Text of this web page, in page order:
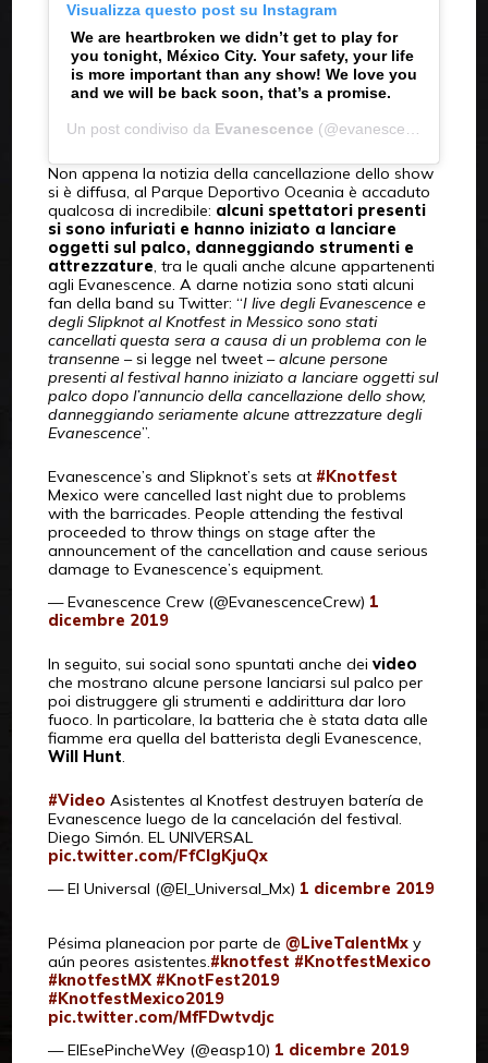
Visualizza questo post su Instagram
We are heartbroken we didn’t get to play for
you tonight, México City. Your safety, your life
is more important than any show! We love you
and we will be back soon, that’s a promise.
Un post condiviso da Evanescence (@evanescenceofficial) in data:
Non appena la notizia della cancellazione dello show
si è diffusa, al Parque Deportivo Oceania è accaduto
qualcosa di incredibile: alcuni spettatori presenti
si sono infuriati e hanno iniziato a lanciare
oggetti sul palco, danneggiando strumenti e
attrezzature, tra le quali anche alcune appartenenti
agli Evanescence. A darne notizia sono stati alcuni
fan della band su Twitter: “I live degli Evanescence e
degli Slipknot al Knotfest in Messico sono stati
cancellati questa sera a causa di un problema con le
transenne– si legge nel tweet –alcune persone
presenti al festival hanno iniziato a lanciare oggetti sul
palco dopo l’annuncio della cancellazione dello show,
danneggiando seriamente alcune attrezzature degli
Evanescence”.
Evanescence’s and Slipknot’s sets at #Knotfest
Mexico were cancelled last night due to problems
with the barricades. People attending the festival
proceeded to throw things on stage after the
announcement of the cancellation and cause serious
damage to Evanescence’s equipment.
— Evanescence Crew (@EvanescenceCrew) 1
dicembre 2019
In seguito, sui social sono spuntati anche dei video
che mostrano alcune persone lanciarsi sul palco per
poi distruggere gli strumenti e addirittura dar loro
fuoco. In particolare, la batteria che è stata data alle
fiamme era quella del batterista degli Evanescence,
Will Hunt.
#Video Asistentes al Knotfest destruyen batería de
Evanescence luego de la cancelación del festival.
Diego Simón. EL UNIVERSAL
pic.twitter.com/FfClgKjuQx
— El Universal (@El_Universal_Mx) 1 dicembre 2019
Pésima planeacion por parte de @LiveTalentMxy
aún peores asistentes.#knotfest #KnotfestMexico
#knotfestMX #KnotFest2019
#KnotfestMexico2019
pic.twitter.com/MfFDwtvdjc
— ElEsePincheWey (@easp10) 1 dicembre 2019